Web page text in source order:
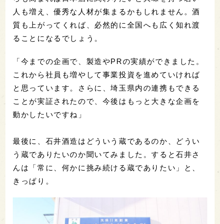
人も増え、優秀な人材が集まるかもしれません。酒
質も上がってくれば、必然的に全国へも広く知れ渡
ることになるでしょう。
「今までの企画で、製造やPRの実績ができました。
これから社員も増やして事業投資を進めていければ
と思っています。さらに、埼玉県内の連携もできる
ことが実証されたので、今後はもっと大きな企画を
動かしたいですね」
最後に、石井酒造はどういう蔵であるのか、どうい
う蔵でありたいのか聞いてみました。すると石井さ
んは「常に、何かに挑み続ける蔵でありたい」と、
きっぱり。